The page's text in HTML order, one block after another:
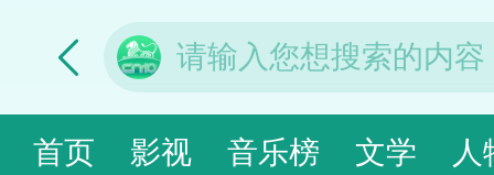
首页 影视 音乐榜 文学 人